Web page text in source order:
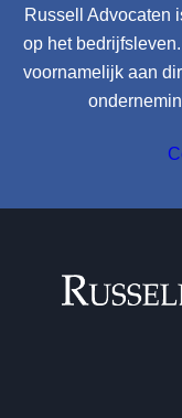
Russell Advocaten
op het
voornamelijk aan